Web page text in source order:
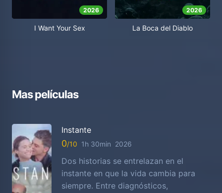
2026
I Want Your Sex
2026
La Boca del Diablo
Mas películas
Instante
0 1h 30min 2026
Dos historias se entrelazan en el
instante en que la vida cambia para
siempre. Entre diagnósticos,